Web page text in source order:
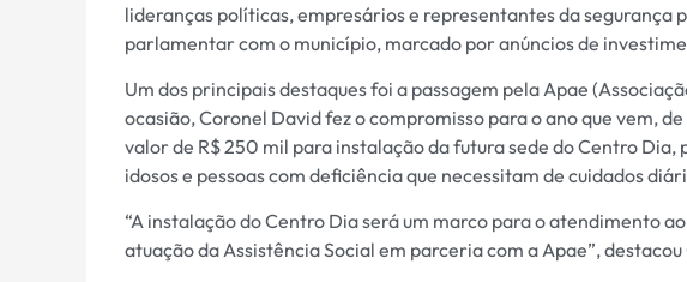
lideranças políticas, empresários e representantes da segurança
parlamentar com o município, marcado por anúncios de
Um dos principais destaques foi a passagem pela Apae
ocasião, Coronel David fez o compromisso para o ano que vem,
valor de R$ 250 mil para instalação da futura sede do Centro
idosos e pessoas com deficiência que necessitam de cuidados
“A instalação do Centro Dia será um marco para o atendimento
atuação da Assistência Social em parceria com a Apae”,